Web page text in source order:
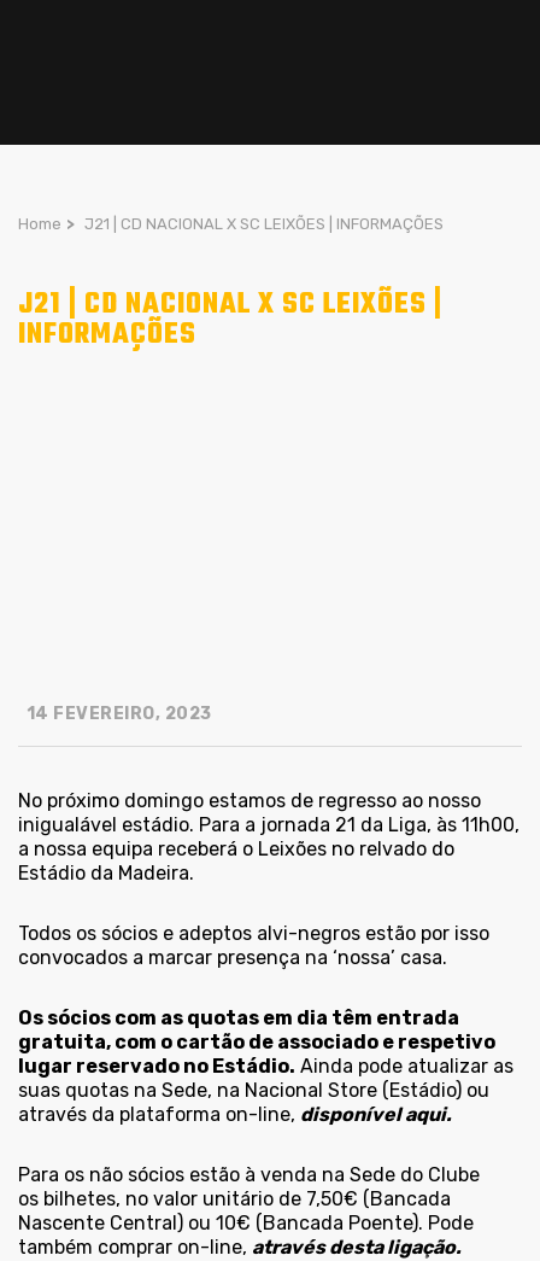
Home > J21 | CD NACIONAL X SC LEIXÕES | INFORMAÇÕES
J21 | CD NACIONAL X SC LEIXÕES |
INFORMAÇÕES
14 FEVEREIRO, 2023
No próximo domingo estamos de regresso ao nosso
inigualável estádio. Para a jornada 21 da Liga, às 11h00,
a nossa equipa receberá o Leixões no relvado do
Estádio da Madeira.
Todos os sócios e adeptos alvi-negros estão por isso
convocados a marcar presença na ‘nossa’ casa.
Os sócios com as quotas em dia têm entrada
gratuita, com o cartão de associado e respetivo
lugar reservado no Estádio. Ainda pode atualizar as
suas quotas na Sede, na Nacional Store (Estádio) ou
através da plataforma on-line, disponível aqui.
Para os não sócios estão à venda na Sede do Clube
os bilhetes, no valor unitário de 7,50€ (Bancada
Nascente Central) ou 10€ (Bancada Poente). Pode
também comprar on-line, através desta ligação.